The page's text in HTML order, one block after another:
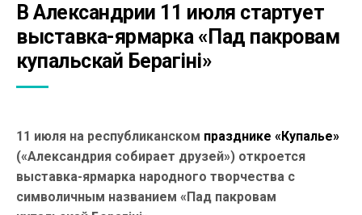
В Александрии 11 июля стартует
выставка-ярмарка «Пад пакровам
купальскай Берагіні»
11 июля на республиканском празднике «Купалье»
(«Александрия собирает друзей») откроется
выставка-ярмарка народного творчества с
символичным названием «Пад пакровам